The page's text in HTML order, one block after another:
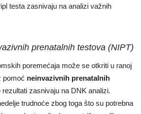
testa zasnivaju na analizi važnih
prenatalnih testova (NIPT)
poremećaja može se otkriti u ranoj
pomoć neinvazivnih prenatalnih
rezultati zasnivaju na DNK analizi.
trudnoće zbog toga što su potrebna